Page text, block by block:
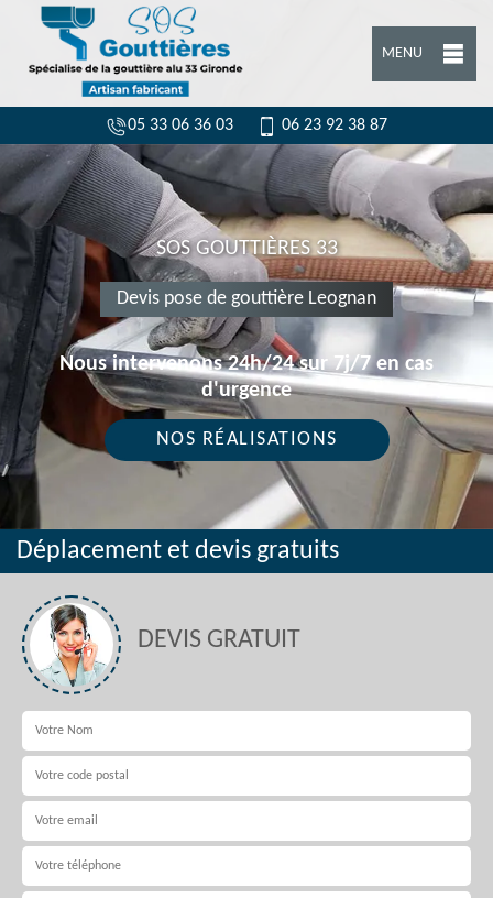
MENU
05 33 06 36 03 06 23 92 38 87
SOS GOUTTIÈRES 33
Devis pose de gouttière Leognan
Nous intervenons 24h/24 sur 7j/7 en cas
d'urgence
NOS RÉALISATIONS
Déplacement et devis gratuits
DEVIS GRATUIT